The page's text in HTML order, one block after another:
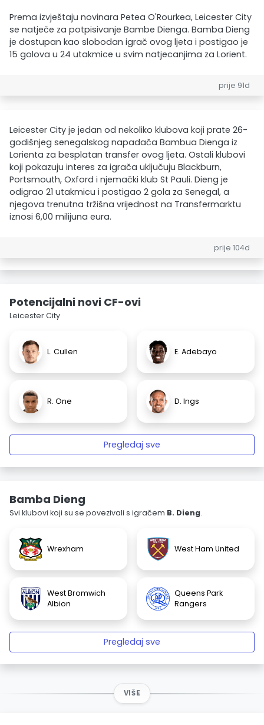
Prema izvještaju novinara Petea O'Rourkea, Leicester City
se natječe za potpisivanje Bambe Dienga. Bamba Dieng
je dostupan kao slobodan igrač ovog ljeta i postigao je
15 golova u 24 utakmice u svim natjecanjima za Lorient.
prije 91d
Leicester City je jedan od nekoliko klubova koji prate 26-
godišnjeg senegalskog napadača Bambua Dienga iz
Lorienta za besplatan transfer ovog ljeta. Ostali klubovi
koji pokazuju interes za igrača uključuju Blackburn,
Portsmouth, Oxford i njemački klub St Pauli. Dieng je
odigrao 21 utakmicu i postigao 2 gola za Senegal, a
njegova trenutna tržišna vrijednost na Transfermarktu
iznosi 6,00 milijuna eura.
prije 104d
Potencijalni novi CF-ovi
Leicester City
L. Cullen E. Adebayo
R. One D. Ings
Pregledaj sve
Bamba Dieng
Svi klubovi koji su se povezivali s igračem B. Dieng.
Wrexham West Ham United
West Bromwich
Albion
Queens Park
Rangers
Pregledaj sve
VIŠE